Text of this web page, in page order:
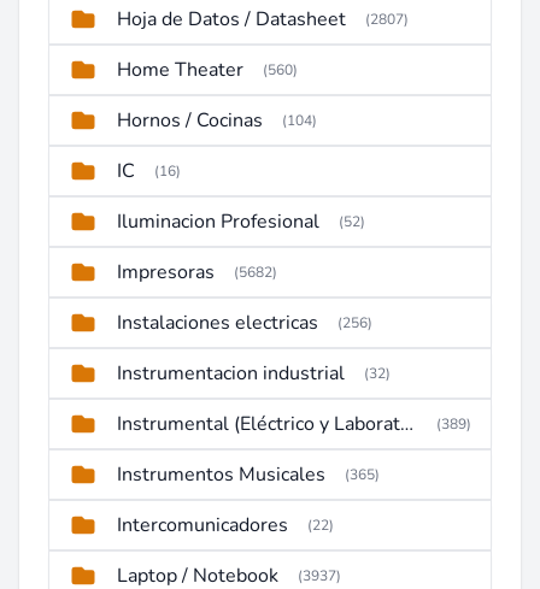
Hoja de Datos / Datasheet (2807)
Home Theater (560)
Hornos / Cocinas (104)
IC (16)
Iluminacion Profesional (52)
Impresoras (5682)
Instalaciones electricas (256)
Instrumentacion industrial (32)
Instrumental (Eléctrico y Laboratorio) (389)
Instrumentos Musicales (365)
Intercomunicadores (22)
Laptop / Notebook (3937)